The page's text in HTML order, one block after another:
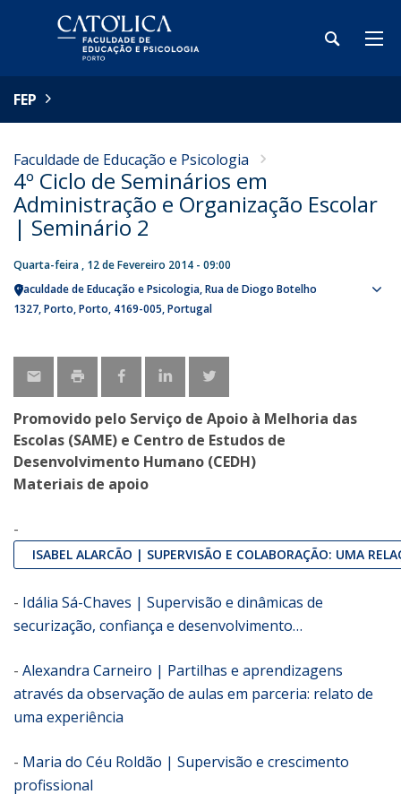
FEP
Faculdade de Educação e Psicologia
4º Ciclo de Seminários em
Administração e Organização Escolar
| Seminário 2
Quarta-feira , 12 de Fevereiro 2014 - 09:00
Faculdade de Educação e Psicologia Rua de Diogo Botelho
1327 Porto Porto 4169-005 Portugal
Promovido pelo Serviço de Apoio à Melhoria das
Escolas (SAME) e Centro de Estudos de
Desenvolvimento Humano (CEDH)
Materiais de apoio
-
ISABEL ALARCÃO | SUPERVISÃO E COLABORAÇÃO: UMA
- Idália Sá-Chaves | Supervisão e dinâmicas de
securização, confiança e desenvolvimento…
- Alexandra Carneiro | Partilhas e aprendizagens
através da observação de aulas em parceria: relato de
uma experiência
- Maria do Céu Roldão | Supervisão e crescimento
profissional